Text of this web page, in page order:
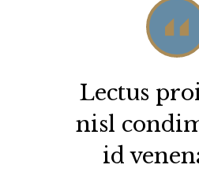
Lectus
nisl
id